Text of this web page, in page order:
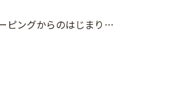
ピングからのはじまり…